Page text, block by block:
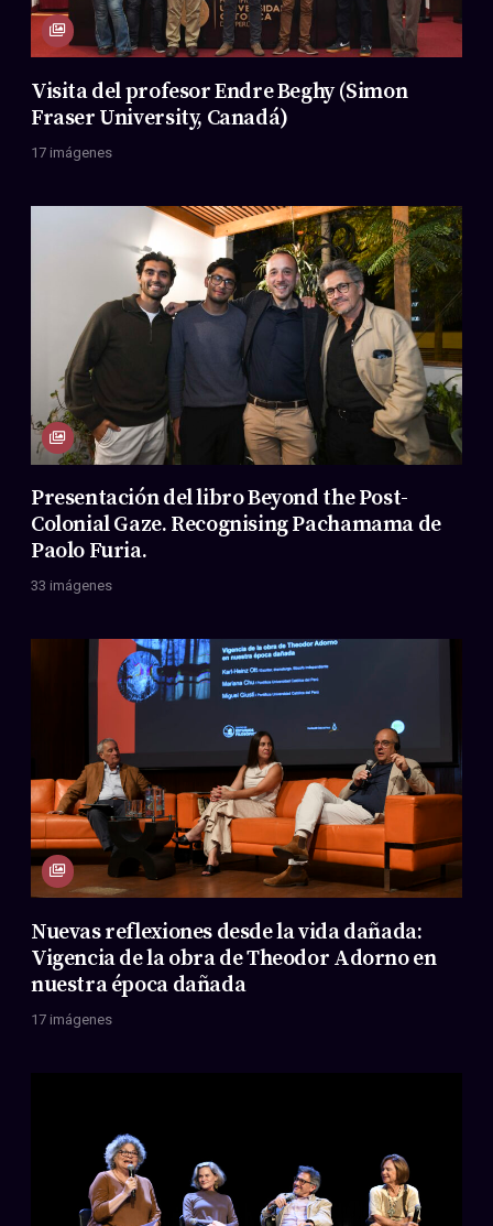
Visita del profesor Endre Beghy (Simon
Fraser University, Canadá)
17 imágenes
Presentación del libro Beyond the Post-
Colonial Gaze. Recognising Pachamama de
Paolo Furia.
33 imágenes
Nuevas reflexiones desde la vida dañada:
Vigencia de la obra de Theodor Adorno en
nuestra época dañada
17 imágenes